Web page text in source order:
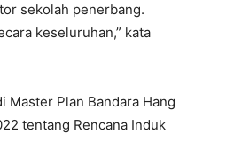
sekolah penerbang.
keseluruhan,” kata
Plan Bandara Hang
tentang Rencana Induk